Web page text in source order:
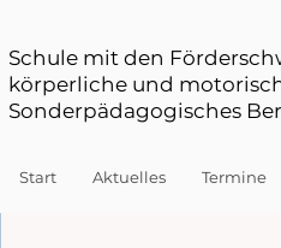
Schule mit den
körperliche und
Sonderpädagogisches
Start Aktuelles Termine